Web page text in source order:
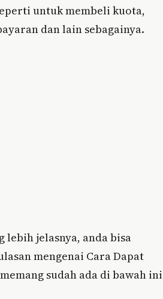
untuk membeli kuota,
dan lain sebagainya.
lebih jelasnya, anda bisa
mengenai Cara Dapat
sudah ada di bawah ini